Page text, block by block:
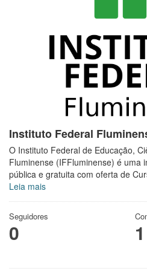
Instituto Federal
O Instituto Federal de Educação,
Fluminense (IFFluminense) é uma
pública e gratuita com oferta de
Leia mais
Seguidores
0 1